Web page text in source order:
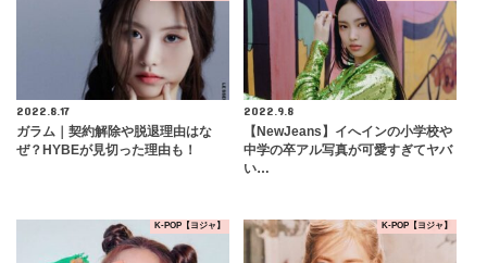
2022.8.17
ガラム｜契約解除や脱退理由はな
ぜ？HYBEが見切った理由も！
2022.9.8
【NewJeans】イへインの小学校や
中学の卒アル写真が可愛すぎてヤバ
い…
K-POP【ヨジャ】 K-POP【ヨジャ】